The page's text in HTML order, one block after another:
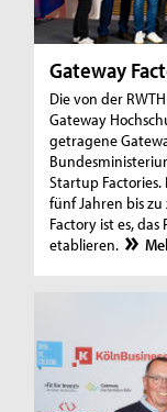
Gateway
Die von der
Gateway
getragene
Startup
fünf Jahren bis
Factory ist es,
etablieren.